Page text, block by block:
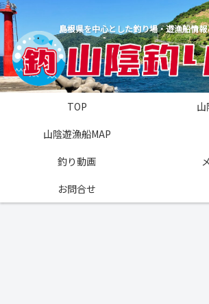
島根県を中心とした釣り場・遊漁船情
TOP
山
山陰遊漁船MAP
釣り動画
お問合せ